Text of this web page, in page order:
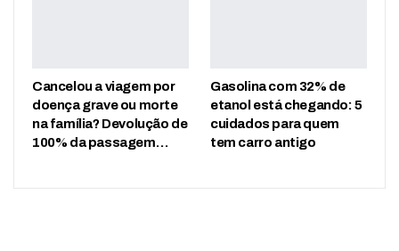
Cancelou a viagem por
doença grave ou morte
na família? Devolução de
100% da passagem…
Gasolina com 32% de
etanol está chegando: 5
cuidados para quem
tem carro antigo